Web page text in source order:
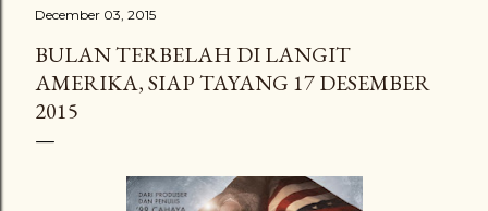
December 03, 2015
BULAN TERBELAH DI LANGIT
AMERIKA, SIAP TAYANG 17 DESEMBER
2015